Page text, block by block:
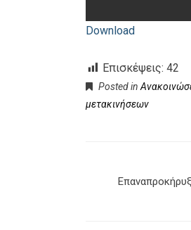
Download
Επισκέψεις: 42
Posted in
μετακινήσεων